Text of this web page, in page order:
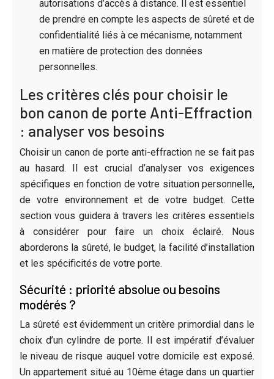
autorisations d’accès à distance. Il est essentiel
de prendre en compte les aspects de sûreté et de
confidentialité liés à ce mécanisme, notamment
en matière de protection des données
personnelles.
Les critères clés pour choisir le
bon canon de porte Anti-Effraction
: analyser vos besoins
Choisir un canon de porte anti-effraction ne se fait pas
au hasard. Il est crucial d’analyser vos exigences
spécifiques en fonction de votre situation personnelle,
de votre environnement et de votre budget. Cette
section vous guidera à travers les critères essentiels
à considérer pour faire un choix éclairé. Nous
aborderons la sûreté, le budget, la facilité d’installation
et les spécificités de votre porte.
Sécurité : priorité absolue ou besoins
modérés ?
La sûreté est évidemment un critère primordial dans le
choix d’un cylindre de porte. Il est impératif d’évaluer
le niveau de risque auquel votre domicile est exposé.
Un appartement situé au 10ème étage dans un quartier